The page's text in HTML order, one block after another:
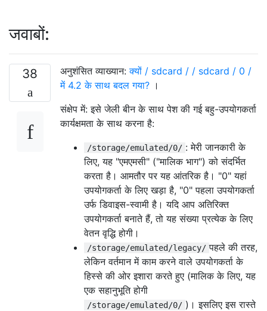
जवाबों:
38 अनुशंसित व्याख्यान:क्यों / sdcard / / sdcard / 0 /
में 4.2 के साथ बदल गया? ।
संक्षेप में: इसे जेली बीन के साथ पेश की गई बहु-उपयोगकर्ता
कार्यक्षमता के साथ करना है:
/storage/emulated/0/ : मेरी जानकारी के
लिए, यह "एमएमसी" ("मालिक भाग") को संदर्भित
करता है। आमतौर पर यह आंतरिक है। "0" यहां
उपयोगकर्ता के लिए खड़ा है, "0" पहला उपयोगकर्ता
उर्फ ​​डिवाइस-स्वामी है। यदि आप अतिरिक्त
उपयोगकर्ता बनाते हैं, तो यह संख्या प्रत्येक के लिए
वेतन वृद्धि होगी।
/storage/emulated/legacy/ पहले की तरह,
लेकिन वर्तमान में काम करने वाले उपयोगकर्ता के
हिस्से की ओर इशारा करते हुए (मालिक के लिए, यह
एक सहानुभूति होगी
/storage/emulated/0/ )। इसलिए इस रास्ते